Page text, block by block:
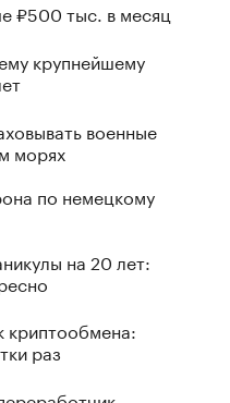
₽500 тыс. в месяц
крупнейшему
военные
морях
по немецкому
на 20 лет:
криптообмена:
раз